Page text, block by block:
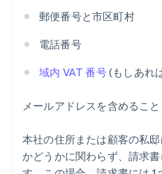
郵便番号と市区町村
電話番号
域内 VAT 番号(もしあれ
メールアドレスを含めること
本社の住所または顧客の私
かどうかに関わらず、請求